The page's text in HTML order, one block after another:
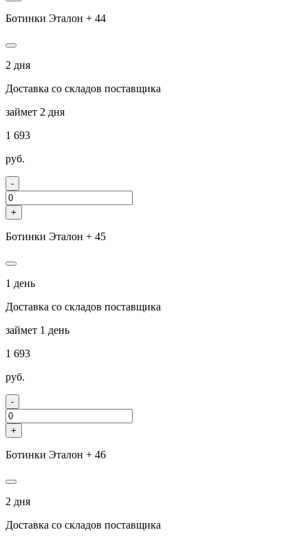
Ботинки Эталон + 44
2 дня
Доставка со складов поставщика
займет 2 дня
1 693
руб.
-
+
Ботинки Эталон + 45
1 день
Доставка со складов поставщика
займет 1 день
1 693
руб.
-
+
Ботинки Эталон + 46
2 дня
Доставка со складов поставщика